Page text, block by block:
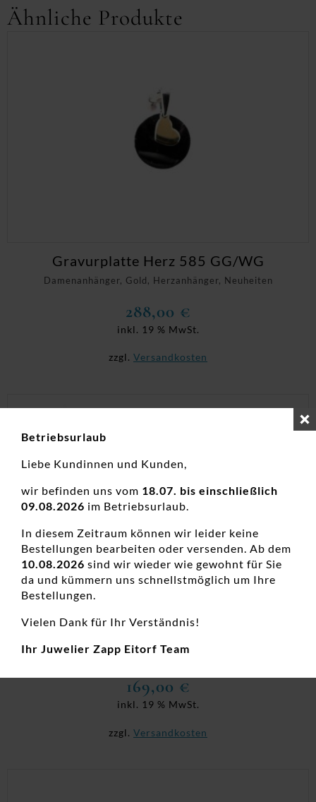
Ähnliche Produkte
Damenanhänger, Gold, Herzanhänger, Neuheiten
Gravurplatte Herz 585 GG/WG
288,00 €
inkl. 19 % MwSt.
zzgl. Versandkosten
Damenanhänger, Diamant, Diamantschmuck, Edelstahl,
Neuheiten
Anhänger Mehrsteiner Titan Bicolor
169,00 €
inkl. 19 % MwSt.
zzgl. Versandkosten
Betriebsurlaub
Liebe Kundinnen und Kunden,
wir befinden uns vom 18.07. bis einschließlich
09.08.2026 im Betriebsurlaub.
In diesem Zeitraum können wir leider keine
Bestellungen bearbeiten oder versenden. Ab dem
10.08.2026 sind wir wieder wie gewohnt für Sie
da und kümmern uns schnellstmöglich um Ihre
Bestellungen.
Vielen Dank für Ihr Verständnis!
Ihr Juwelier Zapp Eitorf Team